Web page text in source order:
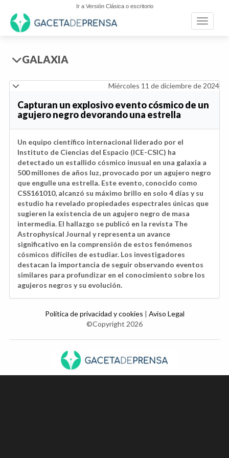
Ir a Versión Clásica o escritorio
Toggle
GALAXIA
Miércoles 11 de diciembre de 2024
Capturan un explosivo evento cósmico de un
agujero negro devorando una estrella
Un equipo científico internacional liderado por el
Instituto de Ciencias del Espacio (ICE-CSIC) ha
detectado un estallido cósmico inusual en una galaxia a
500 millones de años luz, provocado por un agujero negro
que engulle una estrella. Este evento, conocido como
CSS161010, alcanzó su máximo brillo en solo 4 días y su
estudio ha revelado propiedades espectrales únicas que
sugieren la existencia de un agujero negro de masa
intermedia. El hallazgo se publicó en la revista The
Astrophysical Journal y representa un avance
significativo en la comprensión de estos fenómenos
cósmicos difíciles de estudiar. Los investigadores
destacan la importancia de seguir observando eventos
similares para profundizar en el conocimiento sobre los
agujeros negros y su evolución.
Política de privacidad y cookies | Aviso Legal
©Copyright 2026